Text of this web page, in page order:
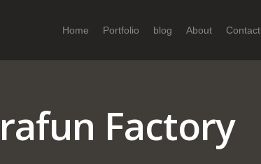
Home Portfolio blog About Contact
Factory